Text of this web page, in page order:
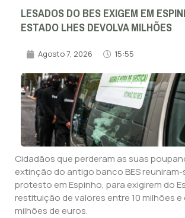
LESADOS DO BES EXIGEM EM
ESTADO LHES DEVOLVA MILHÕES
Agosto 7, 2026 15:55
Cidadãos que perderam as suas
extinção do antigo banco BES
protesto em Espinho, para exigirem do
restituição de valores entre 10 milhões
milhões de euros.